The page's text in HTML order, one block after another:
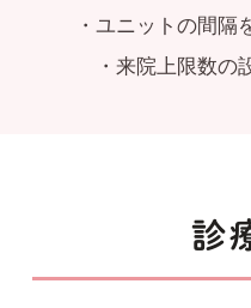
・ユニットの間隔
・来院上限数の
診